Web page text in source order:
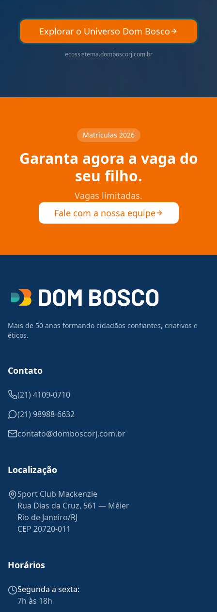
Explorar o Universo Dom Bosco
ecossistema.domboscorj.com.br
Matrículas 2026
Garanta agora a vaga do
seu filho.
Vagas limitadas.
Fale com a nossa equipe
Mais de 50 anos formando cidadãos confiantes, criativos e
éticos.
Contato
(21) 4109-0710
(21) 98988-6632
contato@domboscorj.com.br
Localização
Sport Club Mackenzie
Rua Dias da Cruz, 561 — Méier
Rio de Janeiro/RJ
CEP 20720-011
Horários
Segunda a sexta:
7h às 18h